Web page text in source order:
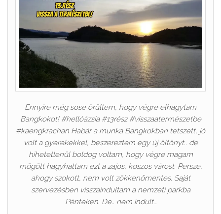
Ennyire még sose örültem, hogy végre elhagytam
Bangkokot! #hellóázsia #13rész #visszaatermészetbe
#kaengkrachan Habár a munka Bangkokban tetszett, jó
volt a gyerekekkel, beszereztem egy új öltönyt.. de
hihetetlenül boldog voltam, hogy végre magam
mögött hagyhattam ezt a zajos, koszos várost. Persze,
ahogy szokott, nem volt zökkenőmentes. Saját
szervezésben visszaindultam a nemzeti parkba
Pénteken. De.. nem indult…